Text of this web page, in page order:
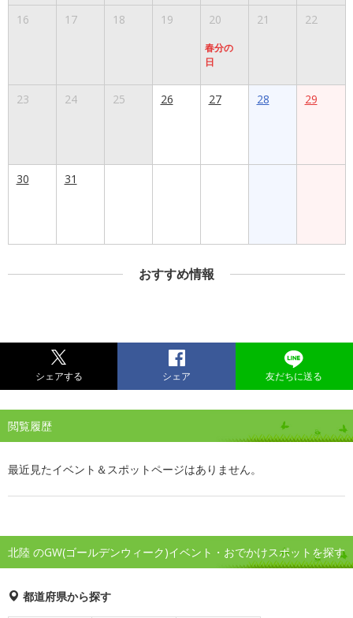
16 17 18 19 20
春分の
日
21 22
23 24 25 26 27 28 29
30 31
おすすめ情報
シェアする シェア 友だちに送る
閲覧履歴
最近見たイベント＆スポットページはありません。
北陸 のGW(ゴールデンウィーク)イベント・おでかけスポットを探す
都道府県から探す